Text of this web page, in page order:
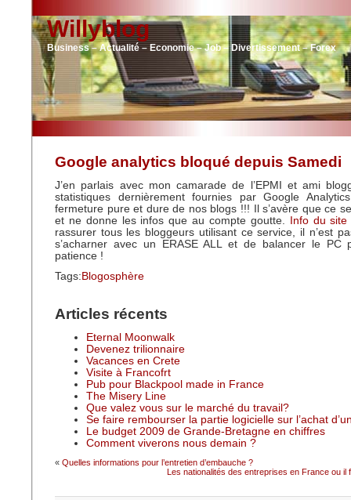
Willyblog
Business – Actualité – Economie – Job – Divertissement – Forex
Google analytics bloqué depuis Samedi
J’en parlais avec mon camarade de l’EPMI et ami
statistiques dernièrement fournies par Google
fermeture pure et dure de nos blogs !!! Il s’avère que ce
et ne donne les infos que au compte goutte.
Info du site
rassurer tous les bloggeurs utilisant ce service, il n’est
s’acharner avec un ERASE ALL et de balancer le
patience !
Tags: Blogosphère
Articles récents
Eternal Moonwalk
Devenez trilionnaire
Vacances en Crete
Visite à Francofrt
Pub pour Blackpool made in France
The Misery Line
Que valez vous sur le marché du travail?
Se faire rembourser la partie logicielle sur l’achat
Le budget 2009 de Grande-Bretagne en chiffres
Comment viverons nous demain ?
« Quelles informations pour l’entretien d’embauche ?
Les nationalités des entreprises en France ou il